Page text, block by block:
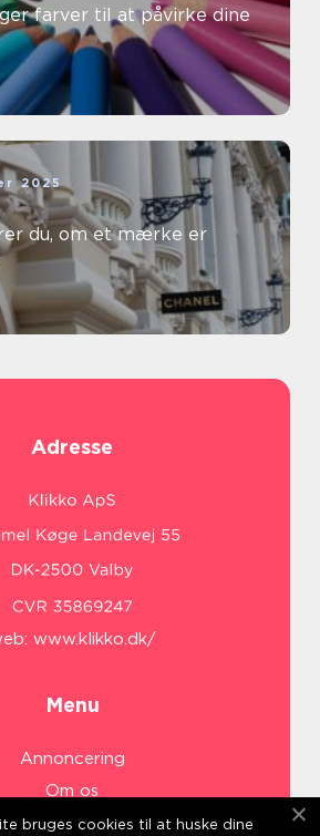
farver til at påvirke dine
2025
du, om et mærke er
Adresse
www.klikko.dk/
Menu
Annoncering
Om os
Cookies
bruges cookies til at huske dine